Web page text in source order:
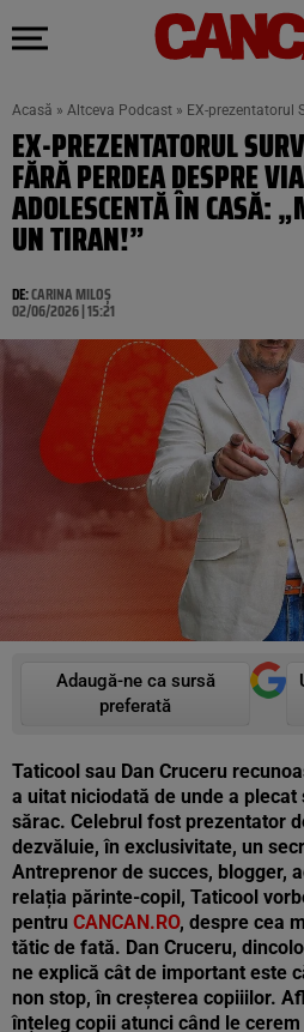
Acasă » Altceva Podcast » EX-prezentatorul
EX-PREZENTATORUL
FĂRĂ PERDEA DESPRE
ADOLESCENTĂ ÎN CASĂ:
UN TIRAN!”
DE:CARINA MILOȘ
02/06/2026 | 15:21
Adaugă-ne ca sursă
preferată
Taticool sau Dan Cruceru
a uitat niciodată de unde a
sărac. Celebrul fost prezentator
dezvăluie, în exclusivitate, un
Antreprenor de succes, blogger,
relația părinte-copil, Taticool
pentru CANCAN.RO, despre cea
tătic de fată. Dan Cruceru,
ne explică cât de important este
non stop, în creșterea copiiilor.
înțeleg copii atunci când le